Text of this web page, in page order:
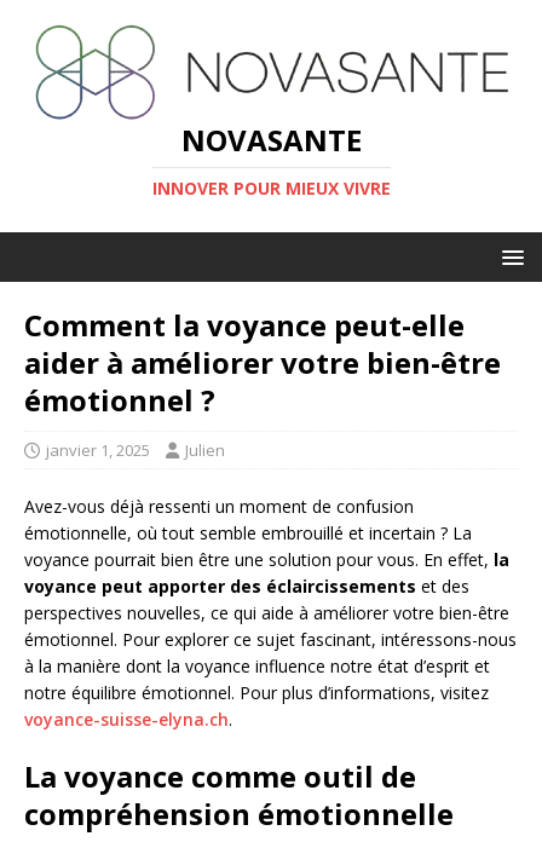
NOVASANTE
INNOVER POUR MIEUX VIVRE
Comment la voyance peut-elle
aider à améliorer votre bien-être
émotionnel ?
janvier 1, 2025 Julien
Avez-vous déjà ressenti un moment de confusion
émotionnelle, où tout semble embrouillé et incertain ? La
voyance pourrait bien être une solution pour vous. En effet, la
voyance peut apporter des éclaircissements et des
perspectives nouvelles, ce qui aide à améliorer votre bien-être
émotionnel. Pour explorer ce sujet fascinant, intéressons-nous
à la manière dont la voyance influence notre état d’esprit et
notre équilibre émotionnel. Pour plus d’informations, visitez
voyance-suisse-elyna.ch.
La voyance comme outil de
compréhension émotionnelle